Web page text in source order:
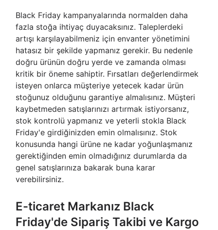
Black Friday kampanyalarında normalden daha
fazla stoğa ihtiyaç duyacaksınız. Taleplerdeki
artışı karşılayabilmeniz için envanter yönetimini
hatasız bir şekilde yapmanız gerekir. Bu nedenle
doğru ürünün doğru yerde ve zamanda olması
kritik bir öneme sahiptir. Fırsatları değerlendirmek
isteyen onlarca müşteriye yetecek kadar ürün
stoğunuz olduğunu garantiye almalısınız. Müşteri
kaybetmeden satışlarınızı artırmak istiyorsanız,
stok kontrolü yapmanız ve yeterli stokla Black
Friday'e girdiğinizden emin olmalısınız. Stok
konusunda hangi ürüne ne kadar yoğunlaşmanız
gerektiğinden emin olmadığınız durumlarda da
genel satışlarınıza bakarak buna karar
verebilirsiniz.
E-ticaret Markanız Black
Friday'de Sipariş Takibi ve Kargo